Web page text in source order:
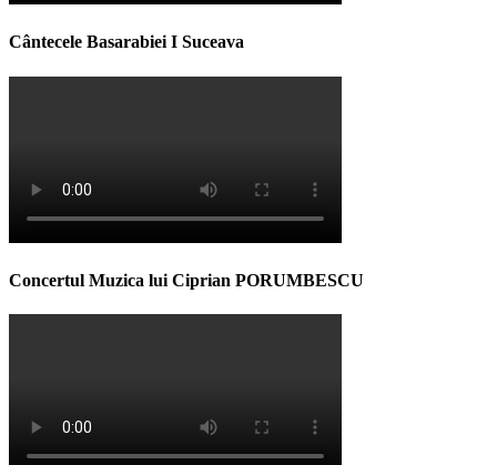
Cântecele Basarabiei I Suceava
Concertul Muzica lui Ciprian PORUMBESCU